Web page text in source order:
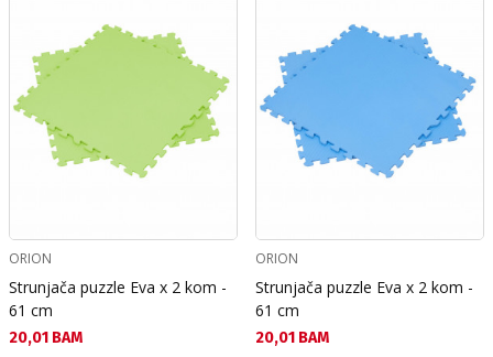
ORION
Strunjača puzzle Eva x 2 kom -
61 cm
Текуща цена:
20,01 BAM
ORION
Strunjača puzzle Eva x 2 kom -
61 cm
Текуща цена:
20,01 BAM